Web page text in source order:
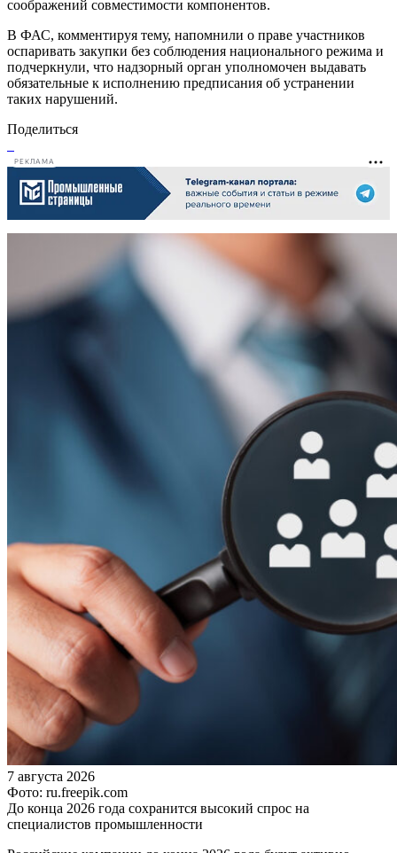
соображений совместимости компонентов.
В ФАС, комментируя тему, напомнили о праве участников
оспаривать закупки без соблюдения национального режима и
подчеркнули, что надзорный орган уполномочен выдавать
обязательные к исполнению предписания об устранении
таких нарушений.
Поделиться
РЕКЛАМА
7 августа 2026
Фото: ru.freepik.com
До конца 2026 года сохранится высокий спрос на
специалистов промышленности